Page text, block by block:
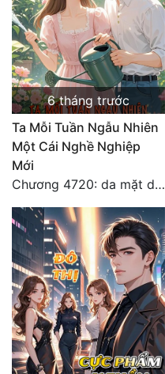
6 tháng trước
Ta Mỗi Tuần Ngẫu Nhiên
Một Cái Nghề Nghiệp
Mới
Chương 4720: da mặt dày